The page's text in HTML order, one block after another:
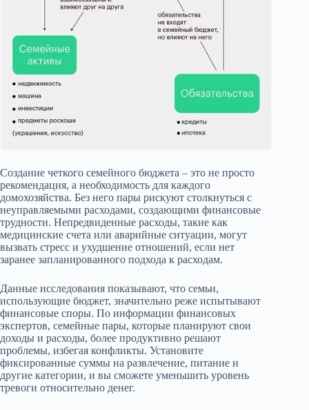
Создание четкого семейного бюджета – это не просто
рекомендация, а необходимость для каждого
домохозяйства. Без него пары рискуют столкнуться с
неуправляемыми расходами, создающими финансовые
трудности. Непредвиденные расходы, такие как
медицинские счета или аварийные ситуации, могут
вызвать стресс и ухудшение отношений, если нет
заранее запланированного подхода к расходам.
Данные исследования показывают, что семьи,
использующие бюджет, значительно реже испытывают
финансовые споры. По информации финансовых
экспертов, семейные пары, которые планируют свои
доходы и расходы, более продуктивно решают
проблемы, избегая конфликты. Установите
фиксированные суммы на развлечение, питание и
другие категории, и вы сможете уменьшить уровень
тревоги относительно денег.